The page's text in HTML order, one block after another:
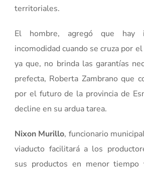
territoriales.
El hombre, agregó que hay
incomodidad cuando se cruza por
ya que, no brinda las garantías
prefecta, Roberta Zambrano que
por el futuro de la provincia de
decline en su ardua tarea.
Nixon Murillo, funcionario
viaducto facilitará a los
sus productos en menor tiempo